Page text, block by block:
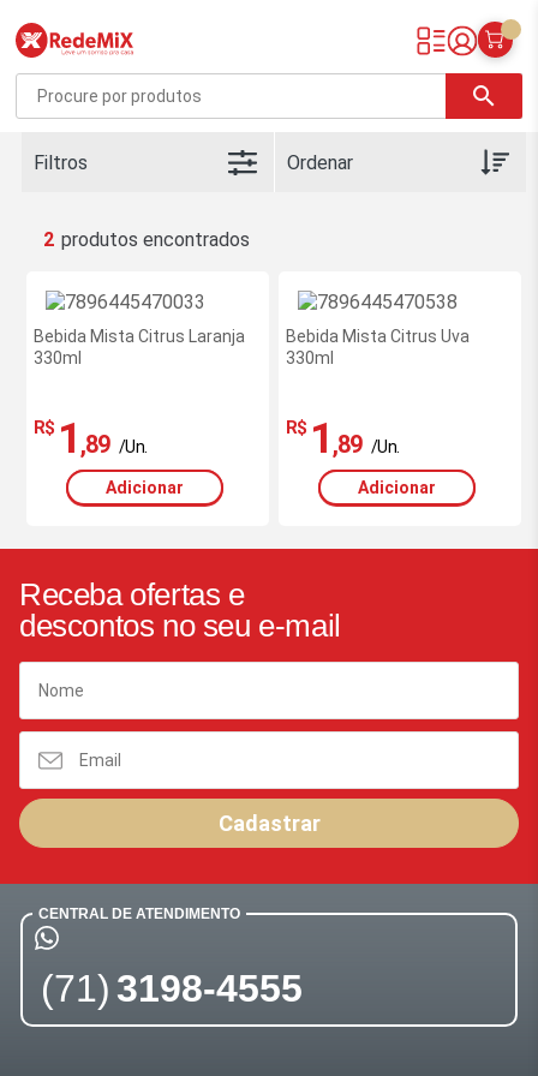
Redemix – Supermercado Online
search
Filtros
2
Bebida Mista Citrus Laranja
330ml
R$ 1 ,89 /Un.
Adicionar
Bebida Mista Citrus Uva
330ml
R$ 1 ,89 /Un.
Adicionar
Receba ofertas e
descontos no seu e-mail
Cadastrar
CENTRAL DE ATENDIMENTO
(71) 3198-4555